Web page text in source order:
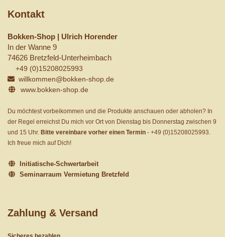
Kontakt
Bokken-Shop | Ulrich Horender
In der Wanne 9
74626 Bretzfeld-Unterheimbach
+49 (0)15208025993
willkommen@bokken-shop.de
www.bokken-shop.de
Du möchtest vorbeikommen und die Produkte anschauen oder abholen? In
der Regel erreichst Du mich vor Ort von Dienstag bis Donnerstag zwischen 9
und 15 Uhr. Bitte vereinbare vorher einen Termin - +49 (0)15208025993.
Ich freue mich auf Dich!
Initiatische-Schwertarbeit
Seminarraum Vermietung Bretzfeld
Zahlung & Versand